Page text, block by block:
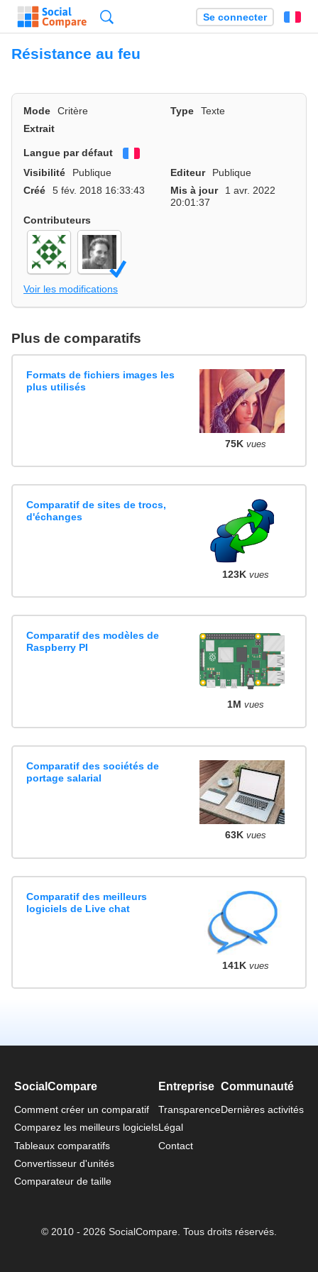
Se connecter
Résistance au feu
Mode Critère Type
Texte
Extrait
Langue par défaut
Visibilité
Publique Editeur
Publique
Créé
5 fév. 2018 16:33:43 Mis à jour
1 avr. 2022
20:01:37
Contributeurs
Voir les modifications
Plus de comparatifs
Formats de fichiers images les
plus utilisés
75K vues
Comparatif de sites de trocs,
d'échanges
123K vues
Comparatif des modèles de
Raspberry PI
1M vues
Comparatif des sociétés de
portage salarial
63K vues
Comparatif des meilleurs
logiciels de Live chat
141K vues
SocialCompare
Comment créer un comparatif
Comparez les meilleurs logiciels
Tableaux comparatifs
Convertisseur d'unités
Comparateur de taille
Entreprise
Transparence
Légal
Contact
Communauté
Dernières activités
© 2010 - 2026 SocialCompare. Tous droits réservés.